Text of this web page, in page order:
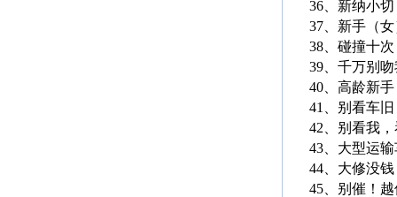
36、新纳小
37、新手（
38、碰撞十
39、千万别
40、高龄新
41、别看车
42、别看我
43、大型运
44、大修没
45、别催！